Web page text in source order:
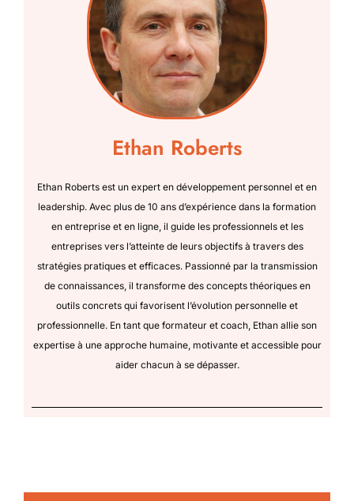
Ethan Roberts
Ethan Roberts est un expert en développement personnel et en
leadership. Avec plus de 10 ans d’expérience dans la formation
en entreprise et en ligne, il guide les professionnels et les
entreprises vers l’atteinte de leurs objectifs à travers des
stratégies pratiques et efficaces. Passionné par la transmission
de connaissances, il transforme des concepts théoriques en
outils concrets qui favorisent l’évolution personnelle et
professionnelle. En tant que formateur et coach, Ethan allie son
expertise à une approche humaine, motivante et accessible pour
aider chacun à se dépasser.